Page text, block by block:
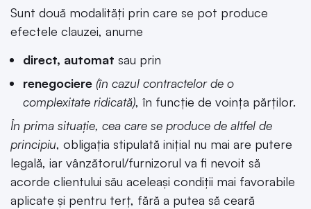
Sunt două modalități prin care se pot produce
efectele clauzei, anume
direct, automat sau prin
renegociere (în cazul contractelor de o
complexitate ridicată), în funcție de voința părților.
În prima situație, cea care se produce de altfel de
principiu, obligația stipulată inițial nu mai are putere
legală, iar vânzătorul/furnizorul va fi nevoit să
acorde clientului său aceleași condiții mai favorabile
aplicate și pentru terț, fără a putea să ceară